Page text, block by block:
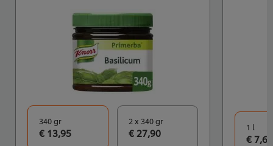
340 gr
€ 13,95
2 x 340 gr
€ 27,90 1 l
€ 7,68